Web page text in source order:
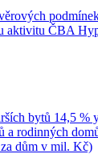
aktivitu ČBA
bytů 14,5 %
a rodinných
dům v mil. Kč)